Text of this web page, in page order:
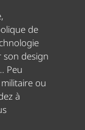
de
son design
Peu
militaire ou
à